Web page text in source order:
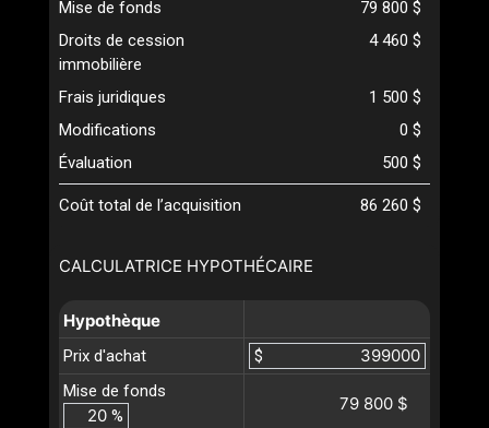
CALCULATRICE HYPOTHÉCAIRE
Hypothèque
Prix d'achat
$
Mise de fonds
%
79 800 $
Mise de fonds
79 800 $
Droits de cession
immobilière
4 460 $
Frais juridiques
1 500 $
Modifications
0 $
Évaluation
500 $
Coût total de l’acquisition 86 260 $